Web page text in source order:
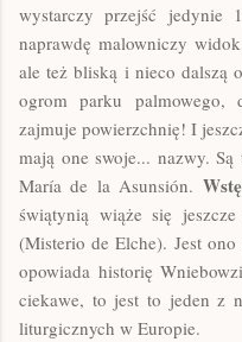
wystarczy przejść jedynie
naprawdę malowniczy
ale też bliską i nieco dalszą
ogrom parku
zajmuje powierzchnię! I
mają one swoje... nazwy.
María de la Asunsión.
świątynią wiąże się
(Misterio de Elche). Jest
opowiada historię
ciekawe, to jest to jeden z
liturgicznych w Europie.